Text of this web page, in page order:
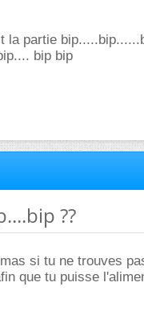
la partie
bip bip
??
si tu ne trouves
que tu puisse